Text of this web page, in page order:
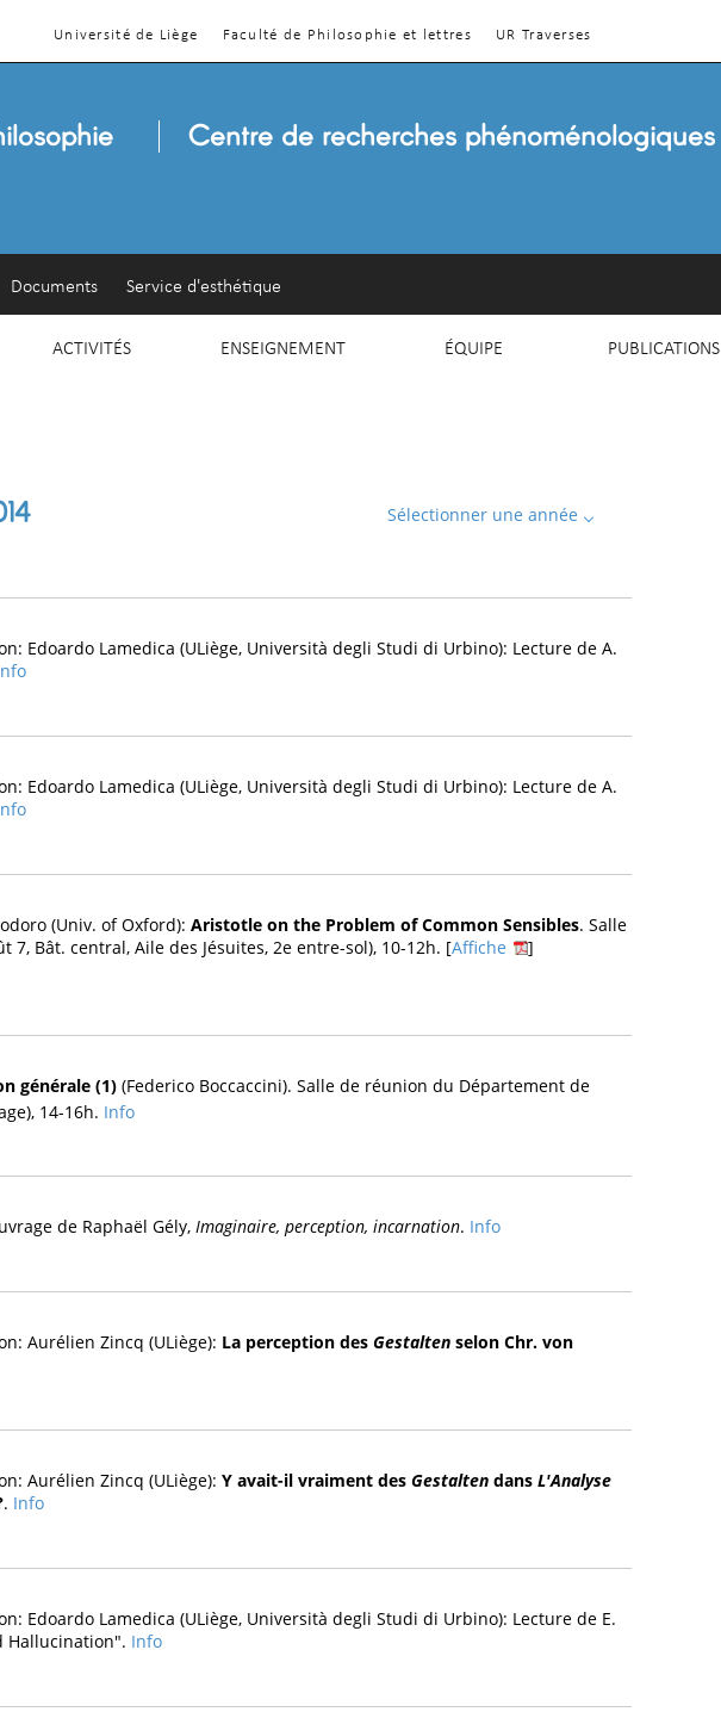
Université de Liège Faculté de Philosophie et lettres UR Traverses
Centre de recherches phénoménologiques
Documents Service d'esthétique
ACTIVITÉS ENSEIGNEMENT ÉQUIPE PUBLICATIONS
Sélectionner une année
Edoardo Lamedica (ULiège, Università degli Studi di Urbino): Lecture de A.
Edoardo Lamedica (ULiège, Università degli Studi di Urbino): Lecture de A.
(Univ. of Oxford): Aristotle on the Problem of Common Sensibles. Salle
7, Bât. central, Aile des Jésuites, 2e entre-sol), 10-12h. [Affiche
]
générale (1) (Federico Boccaccini). Salle de réunion du Département de
14-16h. Info
de Raphaël Gély, Imaginaire, perception, incarnation. Info
Aurélien Zincq (ULiège): La perception des Gestalten selon Chr. von
Aurélien Zincq (ULiège): Y avait-il vraiment des Gestalten dans L'Analyse
. Info
Edoardo Lamedica (ULiège, Università degli Studi di Urbino): Lecture de E.
Hallucination". Info